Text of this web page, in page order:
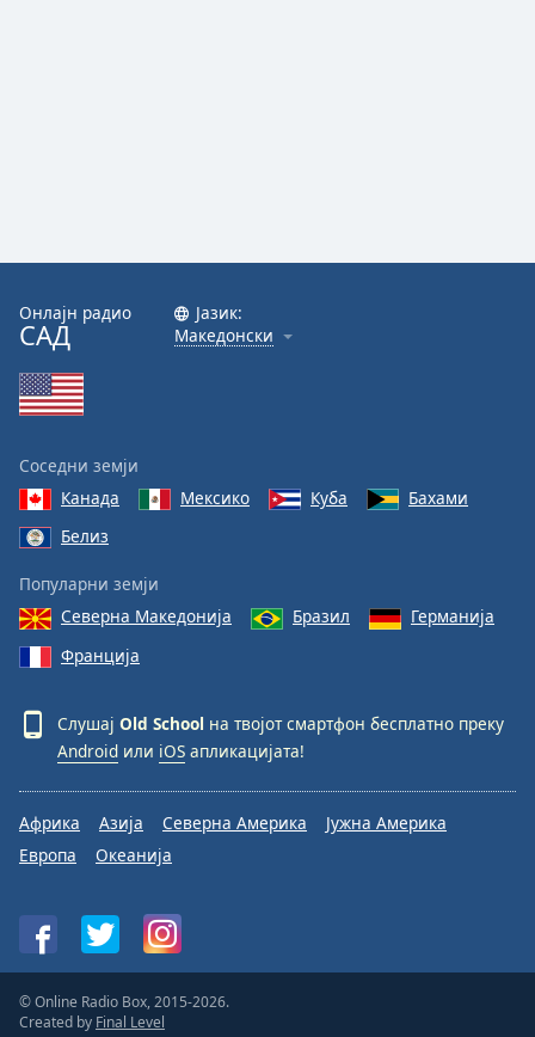
Онлајн радио
САД
Јазик:
Македонски
Соседни земји
Канада
Мексико Куба
Бахами
Белиз
Популарни земји
Северна Македонија
Бразил
Германија
Франција
Слушај Old School на твојот смартфон бесплатно преку
Android или iOS апликацијата!
Африка Азија Северна Америка
Јужна Америка
Европа
Океанија
© Online Radio Box, 2015-2026.
Created by Final Level